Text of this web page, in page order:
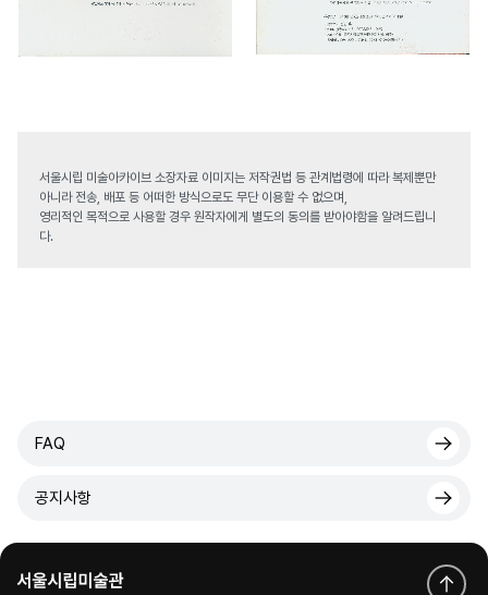
서울시립 미술아카이브 소장자료 이미지는 저작권법 등 관계법령에 따라 복제뿐만
아니라 전송, 배포 등 어떠한 방식으로도 무단 이용할 수 없으며,
영리적인 목적으로 사용할 경우 원작자에게 별도의 동의를 받아야함을 알려드립니
다.
FAQ
공지사항